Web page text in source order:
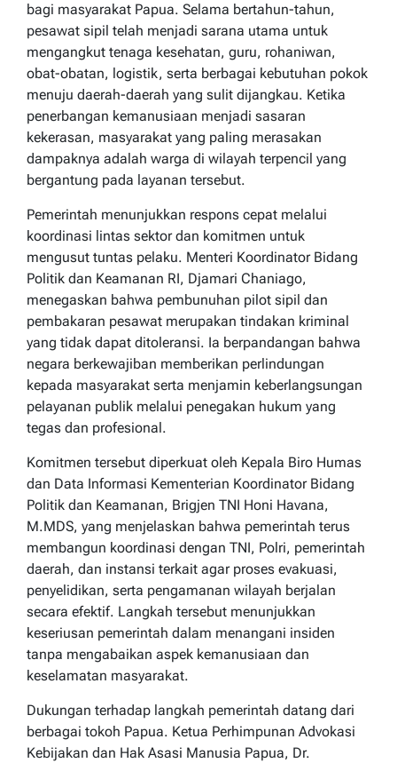
bagi masyarakat Papua. Selama bertahun-tahun,
pesawat sipil telah menjadi sarana utama untuk
mengangkut tenaga kesehatan, guru, rohaniwan,
obat-obatan, logistik, serta berbagai kebutuhan pokok
menuju daerah-daerah yang sulit dijangkau. Ketika
penerbangan kemanusiaan menjadi sasaran
kekerasan, masyarakat yang paling merasakan
dampaknya adalah warga di wilayah terpencil yang
bergantung pada layanan tersebut.
Pemerintah menunjukkan respons cepat melalui
koordinasi lintas sektor dan komitmen untuk
mengusut tuntas pelaku. Menteri Koordinator Bidang
Politik dan Keamanan RI, Djamari Chaniago,
menegaskan bahwa pembunuhan pilot sipil dan
pembakaran pesawat merupakan tindakan kriminal
yang tidak dapat ditoleransi. Ia berpandangan bahwa
negara berkewajiban memberikan perlindungan
kepada masyarakat serta menjamin keberlangsungan
pelayanan publik melalui penegakan hukum yang
tegas dan profesional.
Komitmen tersebut diperkuat oleh Kepala Biro Humas
dan Data Informasi Kementerian Koordinator Bidang
Politik dan Keamanan, Brigjen TNI Honi Havana,
M.MDS, yang menjelaskan bahwa pemerintah terus
membangun koordinasi dengan TNI, Polri, pemerintah
daerah, dan instansi terkait agar proses evakuasi,
penyelidikan, serta pengamanan wilayah berjalan
secara efektif. Langkah tersebut menunjukkan
keseriusan pemerintah dalam menangani insiden
tanpa mengabaikan aspek kemanusiaan dan
keselamatan masyarakat.
Dukungan terhadap langkah pemerintah datang dari
berbagai tokoh Papua. Ketua Perhimpunan Advokasi
Kebijakan dan Hak Asasi Manusia Papua, Dr.